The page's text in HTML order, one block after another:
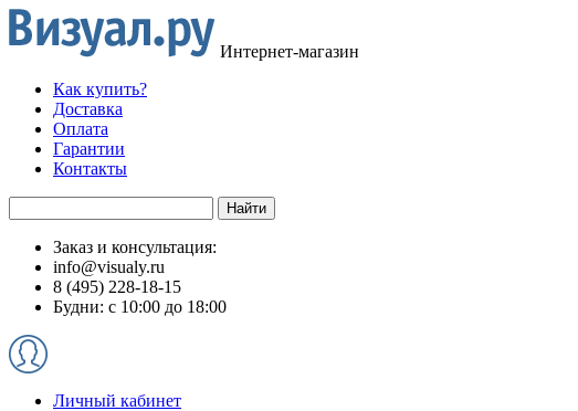
Интернет-магазин
Как купить?
Доставка
Оплата
Гарантии
Контакты
Заказ и консультация:
info@visualy.ru
8 (495) 228-18-15
Будни: с 10:00 до 18:00
Личный кабинет